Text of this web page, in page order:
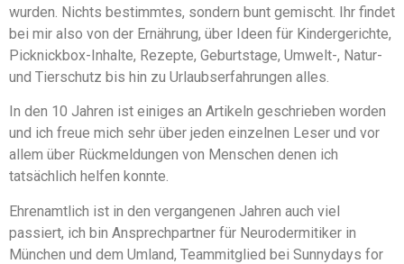
wurden. Nichts bestimmtes, sondern bunt gemischt. Ihr findet
bei mir also von der Ernährung, über Ideen für Kindergerichte,
Picknickbox-Inhalte, Rezepte, Geburtstage, Umwelt-, Natur-
und Tierschutz bis hin zu Urlaubserfahrungen alles.
In den 10 Jahren ist einiges an Artikeln geschrieben worden
und ich freue mich sehr über jeden einzelnen Leser und vor
allem über Rückmeldungen von Menschen denen ich
tatsächlich helfen konnte.
Ehrenamtlich ist in den vergangenen Jahren auch viel
passiert, ich bin Ansprechpartner für Neurodermitiker in
München und dem Umland, Teammitglied bei Sunnydays for